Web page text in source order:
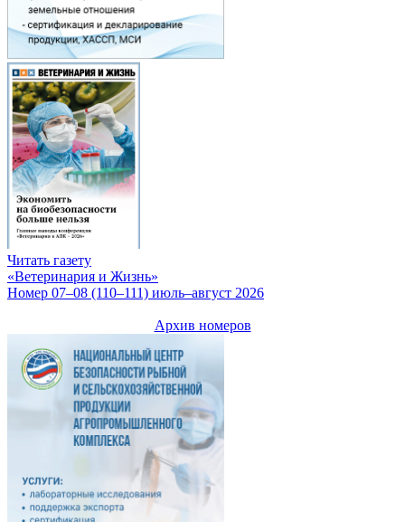
Читать газету
«Ветеринария и Жизнь»
Номер 07–08 (110–111) июль–август 2026
Архив номеров